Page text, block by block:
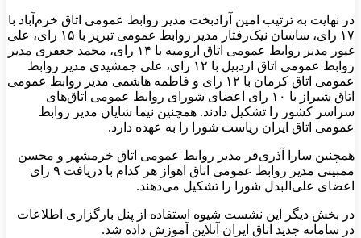
در نهایت به ترتیب امین آزادبخت مدیر روابط عمومی اتاق خرم‌آباد با
۱۷ رای، ساسان نیک‌رفتار مدیر روابط عمومی تبریز با ۱۵ رای، علی
غیور مدیر روابط عمومی اتاق ارومیه با ۱۴ رای، محمد جعفری مدیر
روابط عمومی اتاق اردبیل با ۱۲ رای، علی جمشیدی مدیر روابط
عمومی اتاق کرمان با ۱۲ رای و فاطمه هاشمی مدیر روابط عمومی
اتاق شیراز با ۱۰ رای اعضای شورای روابط عمومی اتاق‌های
سراسر کشور را تشکیل دادند. همچنین نیما شایان مدیر روابط
عمومی اتاق ایران ریاست شورا را به عهده دارد.
همچنین سارا آذری‌فر مدیر روابط عمومی اتاق خرمشهر و محسن
ممبینی مدیر روابط عمومی اتاق اهواز هر کدام با دریافت ۹ رای
اعضای علی‌البدل شورا را تشکیل می‌دهند.
در بخش دیگر این نشست شیوه استفاده از پنل بارگزاری اطلاعات
در سامانه جدید اتاق ایران آنلاین آموزش داده شد.